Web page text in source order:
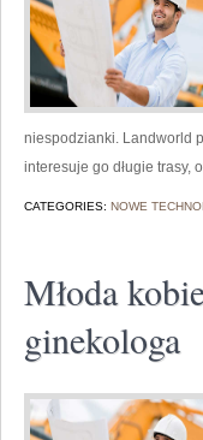
niespodzianki. Landworld
interesuje go długie trasy,
CATEGORIES: NOWE
Młoda
ginekologa